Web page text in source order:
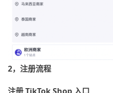
2，注册流程